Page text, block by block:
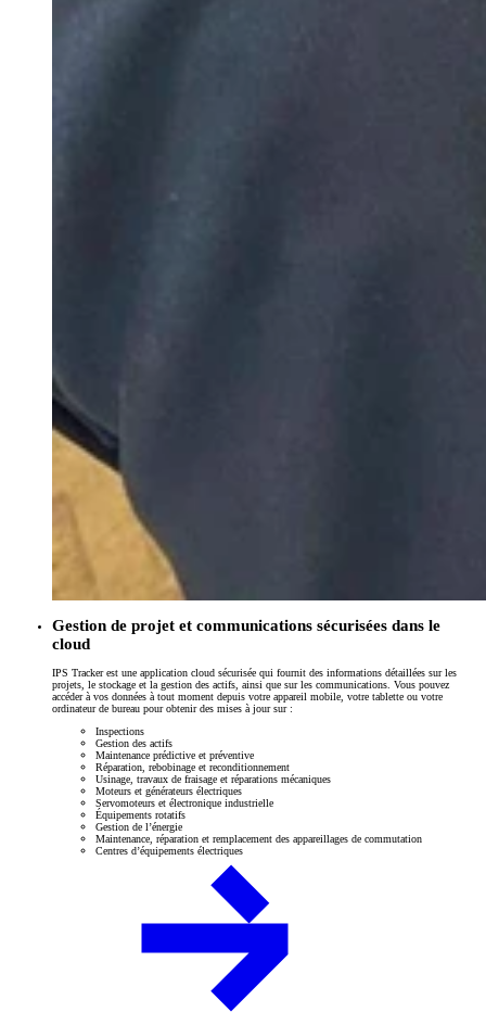
Gestion de projet et communications sécurisées dans le
cloud
IPS Tracker est une application cloud sécurisée qui fournit des informations détaillées sur les
projets, le stockage et la gestion des actifs, ainsi que sur les communications. Vous pouvez
accéder à vos données à tout moment depuis votre appareil mobile, votre tablette ou votre
ordinateur de bureau pour obtenir des mises à jour sur :
Inspections
Gestion des actifs
Maintenance prédictive et préventive
Réparation, rebobinage et reconditionnement
Usinage, travaux de fraisage et réparations mécaniques
Moteurs et générateurs électriques
Servomoteurs et électronique industrielle
Équipements rotatifs
Gestion de l’énergie
Maintenance, réparation et remplacement des appareillages de commutation
Centres d’équipements électriques